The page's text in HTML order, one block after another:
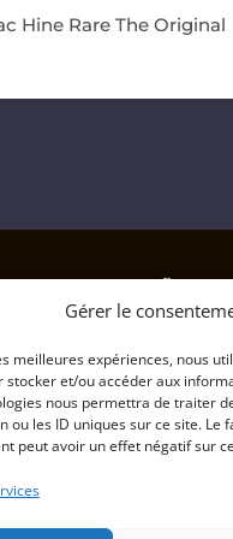
Gérer le
meilleures expériences, nous
stocker et/ou accéder aux
nous permettra de traiter
ou les ID uniques sur ce site.
peut avoir un effet négatif sur
Hine Rare The Original
Les
Conditions